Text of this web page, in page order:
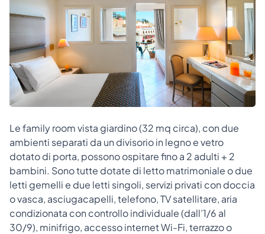
Le family room vista giardino (32 mq circa), con due
ambienti separati da un divisorio in legno e vetro
dotato di porta, possono ospitare fino a 2 adulti + 2
bambini. Sono tutte dotate di letto matrimoniale o due
letti gemelli e due letti singoli, servizi privati con doccia
o vasca, asciugacapelli, telefono, TV satellitare, aria
condizionata con controllo individuale (dall’1/6 al
30/9), minifrigo, accesso internet Wi-Fi, terrazzo o